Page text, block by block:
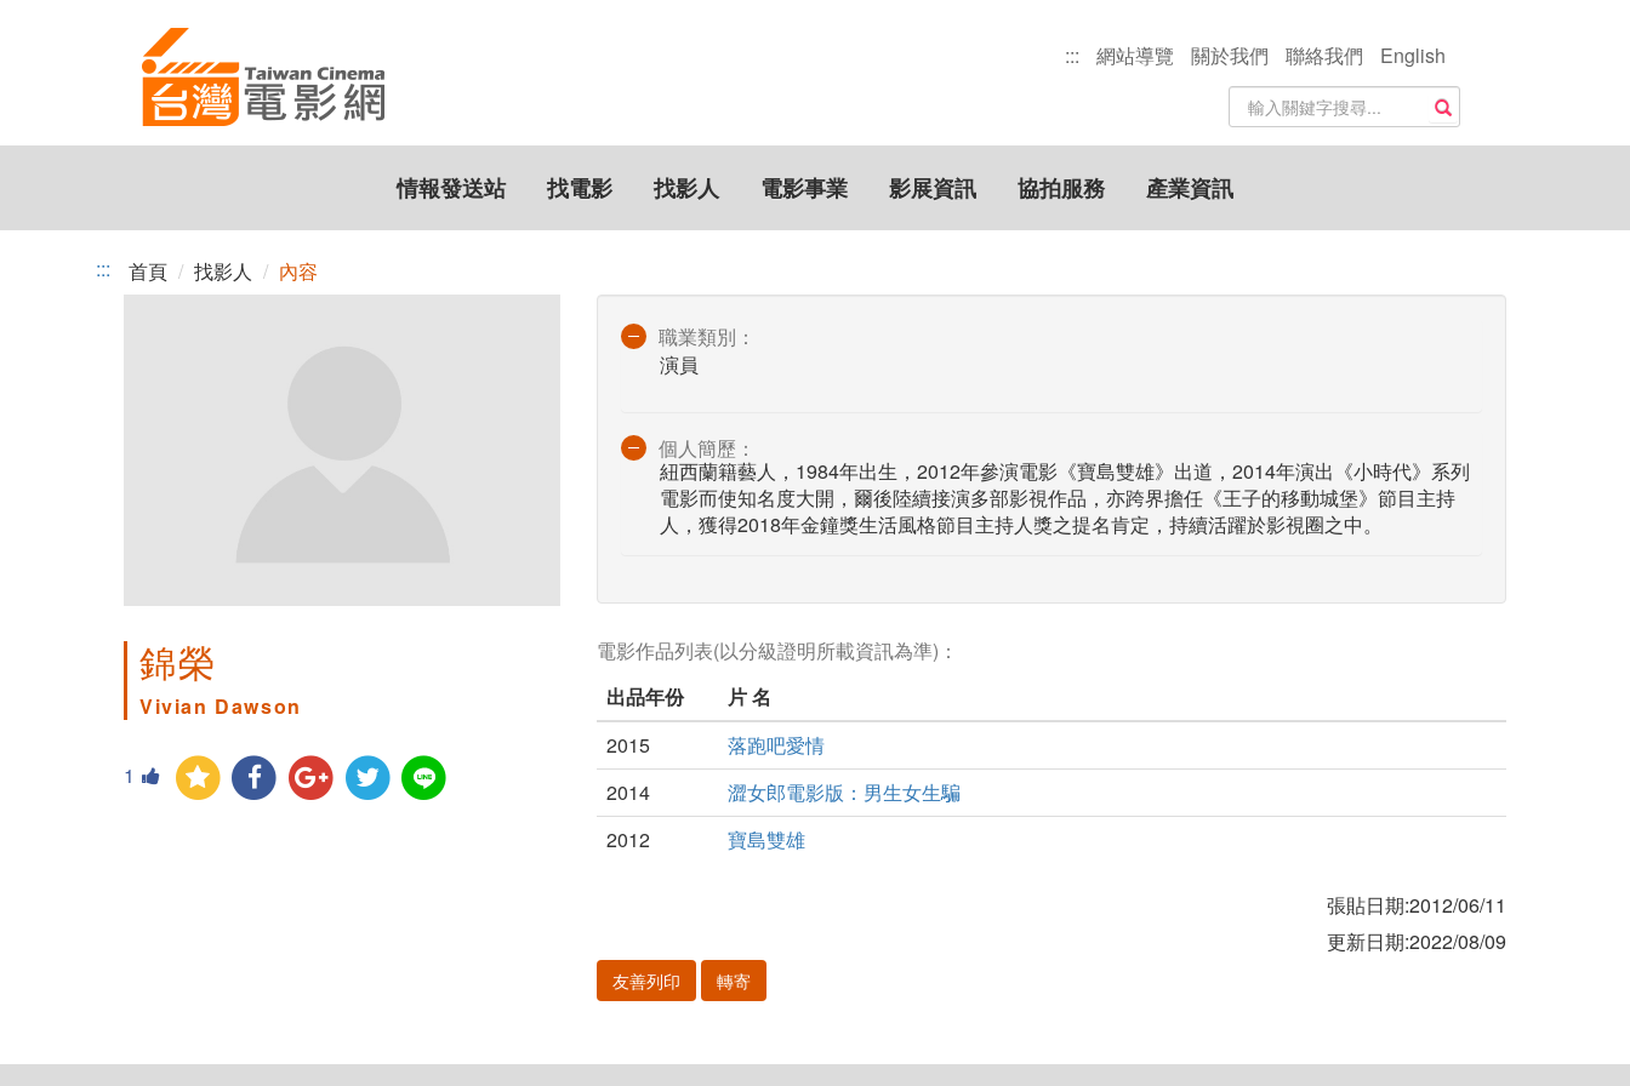
::: 網站導覽 關於我們 聯絡我們
English
站
內
搜
尋
關
鍵
搜尋
情報發送站 找電影 找影人 電影事業 影展資訊 協拍服務 產業資訊
::: 首頁 找影人 內容
錦榮
Vivian Dawson
1
職業類別：
演員
個人簡歷：
紐西蘭籍藝人，1984年出生，2012年參演電影《寶島雙雄》出道，2014年演出《小時代》系列
電影而使知名度大開，爾後陸續接演多部影視作品，亦跨界擔任《王子的移動城堡》節目主持
人，獲得2018年金鐘獎生活風格節目主持人獎之提名肯定，持續活躍於影視圈之中。
電影作品列表(以分級證明所載資訊為準)：
出品年份
片 名
2015
落跑吧愛情
2014
澀女郎電影版：男生女生騙
2012
寶島雙雄
張貼日期:2012/06/11
更新日期:2022/08/09
友善列印 轉寄